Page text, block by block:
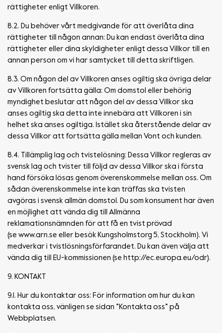
rättigheter enligt Villkoren.
8.2. Du behöver vårt medgivande för att överlåta dina
rättigheter till någon annan: Du kan endast överlåta dina
rättigheter eller dina skyldigheter enligt dessa Villkor till en
annan person om vi har samtycket till detta skriftligen.
8.3. Om någon del av Villkoren anses ogiltig ska övriga delar
av Villkoren fortsätta gälla: Om domstol eller behörig
myndighet beslutar att någon del av dessa Villkor ska
anses ogiltig ska detta inte innebära att Villkoren i sin
helhet ska anses ogiltiga. Istället ska återstående delar av
dessa Villkor att fortsätta gälla mellan Vont och kunden.
8.4. Tillämplig lag och tvistelösning: Dessa Villkor regleras av
svensk lag och tvister till följd av dessa Villkor ska i första
hand försöka lösas genom överenskommelse mellan oss. Om
sådan överenskommelse inte kan träffas ska tvisten
avgöras i svensk allmän domstol. Du som konsument har även
en möjlighet att vända dig till Allmänna
reklamationsnämnden för att få en tvist prövad
(se www.arn.se eller besök Kungsholmstorg 5, Stockholm). Vi
medverkar i tvistlösningsförfarandet. Du kan även välja att
vända dig till EU-kommissionen (se http://ec.europa.eu/odr).
9. KONTAKT
9.1. Hur du kontaktar oss: För information om hur du kan
kontakta oss, vänligen se sidan ”Kontakta oss” på
Webbplatsen.